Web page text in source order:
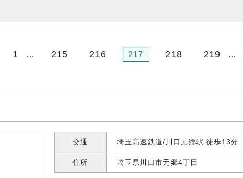
1 … 215 216 217 218 219 …
交通 埼玉高速鉄道/川口元郷駅 徒歩13分
住所 埼玉県川口市元郷4丁目